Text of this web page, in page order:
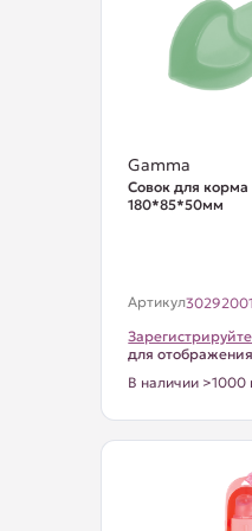
Gamma
Совок для
180*85*50мм
Артикул
для
В наличии >1000